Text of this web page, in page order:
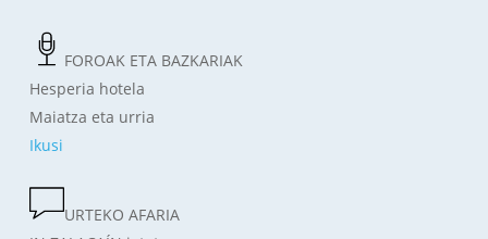
FOROAK ETA BAZKARIAK
Hesperia hotela
Maiatza eta urria
Ikusi
URTEKO AFARIA